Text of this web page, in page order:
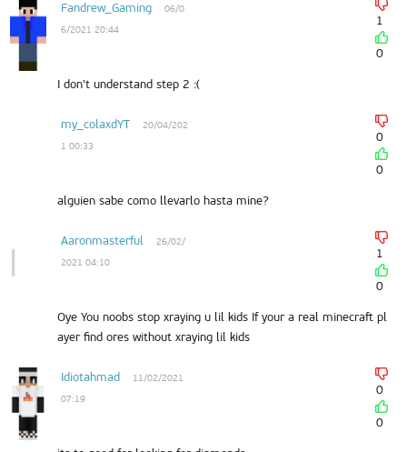
Fandrew_Gaming
06/0
6/2021 20:44
1
0
I don't understand step 2 :(
my_colaxdYT
20/04/202
1 00:33
0
0
alguien sabe como llevarlo hasta mine?
Aaronmasterful
26/02/
2021 04:10
1
0
Oye You noobs stop xraying u lil kids If your a real minecraft pl
ayer find ores without xraying lil kids
Idiotahmad
11/02/2021
07:19
0
0